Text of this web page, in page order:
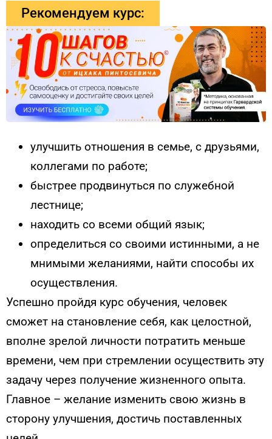
Рекомендуем курс:
улучшить отношения в семье, с друзьями,
коллегами по работе;
быстрее продвинуться по служебной
лестнице;
находить со всеми общий язык;
определиться со своими истинными, а не
мнимыми желаниями, найти способы их
осуществления.
Успешно пройдя курс обучения, человек
сможет на становление себя, как целостной,
вполне зрелой личности потратить меньше
времени, чем при стремлении осуществить эту
задачу через получение жизненного опыта.
Главное – желание изменить свою жизнь в
сторону улучшения, достичь поставленных